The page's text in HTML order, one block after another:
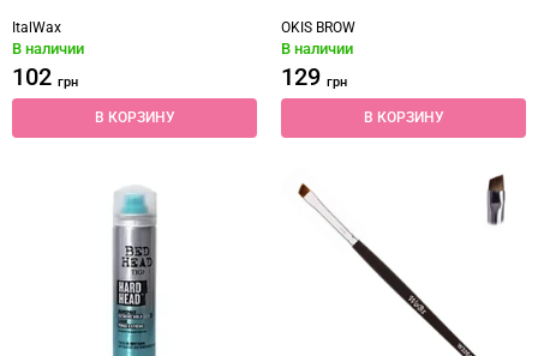
ItalWax
В наличии
102 грн
В КОРЗИНУ
OKIS BROW
В наличии
129 грн
В КОРЗИНУ